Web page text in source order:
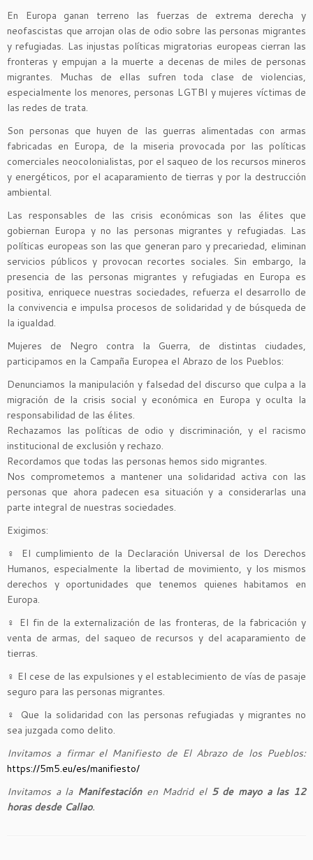
En Europa ganan terreno las fuerzas de extrema derecha y
neofascistas que arrojan olas de odio sobre las personas migrantes
y refugiadas. Las injustas políticas migratorias europeas cierran las
fronteras y empujan a la muerte a decenas de miles de personas
migrantes. Muchas de ellas sufren toda clase de violencias,
especialmente los menores, personas LGTBI y mujeres víctimas de
las redes de trata.
Son personas que huyen de las guerras alimentadas con armas
fabricadas en Europa, de la miseria provocada por las políticas
comerciales neocolonialistas, por el saqueo de los recursos mineros
y energéticos, por el acaparamiento de tierras y por la destrucción
ambiental.
Las responsables de las crisis económicas son las élites que
gobiernan Europa y no las personas migrantes y refugiadas. Las
políticas europeas son las que generan paro y precariedad, eliminan
servicios públicos y provocan recortes sociales. Sin embargo, la
presencia de las personas migrantes y refugiadas en Europa es
positiva, enriquece nuestras sociedades, refuerza el desarrollo de
la convivencia e impulsa procesos de solidaridad y de búsqueda de
la igualdad.
Mujeres de Negro contra la Guerra, de distintas ciudades,
participamos en la Campaña Europea el Abrazo de los Pueblos:
Denunciamos la manipulación y falsedad del discurso que culpa a la
migración de la crisis social y económica en Europa y oculta la
responsabilidad de las élites.
Rechazamos las políticas de odio y discriminación, y el racismo
institucional de exclusión y rechazo.
Recordamos que todas las personas hemos sido migrantes.
Nos comprometemos a mantener una solidaridad activa con las
personas que ahora padecen esa situación y a considerarlas una
parte integral de nuestras sociedades.
Exigimos:
♀
El cumplimiento de la Declaración Universal de los Derechos
Humanos, especialmente la libertad de movimiento, y los mismos
derechos y oportunidades que tenemos quienes habitamos en
Europa.
♀ El fin de la externalización de las fronteras, de la fabricación y
venta de armas, del saqueo de recursos y del acaparamiento de
tierras.
♀ El cese de las expulsiones y el establecimiento de vías de pasaje
seguro para las personas migrantes.
♀
Que la solidaridad con las personas refugiadas y migrantes no
sea juzgada como delito.
Invitamos a firmar el Manifiesto de El Abrazo de los Pueblos:
https://5m5.eu/es/manifiesto/
Invitamos a la Manifestaciónen Madrid el 5 de mayo a las 12
horas desde Callao.